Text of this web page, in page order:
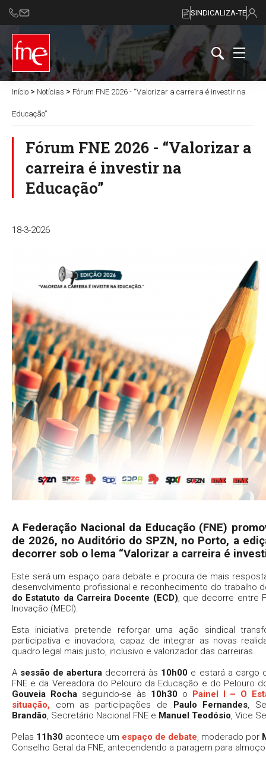
SINDICALIZA-TE
Início > Notícias > Fórum FNE 2026 - “Valorizar a carreira é investir na
Educação”
Fórum FNE 2026 - “Valorizar a
carreira é investir na
Educação”
18-3-2026
A Federação Nacional da Educação (FNE)
de 2026, no Auditório do SPZN, no Porto, a
decorrer sob o lema “Valorizar a carreira é
Este será um espaço para debate e procura de mais
desenvolvimento profissional e reconhecimento do trabalho
do Estatuto da Carreira Docente (ECD), que decorre entre
Inovação (MECI).
Esta iniciativa pretende reforçar uma ação sindical
participativa e inovadora, capaz de integrar as novas
quadro legal mais justo, inclusivo e valorizador das carreiras.
A sessão de abertura decorrerá às 10h00 e estará a cargo
FNE e da Vereadora do Pelouro da Educação e do Pelouro
Gouveia Rochaseguindo-se às 10h30o Painel I – O
situação, com as participações de Paulo Fernandes,
Brandão, Secretário Nacional FNE e Manuel Teodósio, Vice
Pelas 11h30 acontece um espaço de debate, moderado por
Conselho Geral da FNE, antecendendo a paragem para